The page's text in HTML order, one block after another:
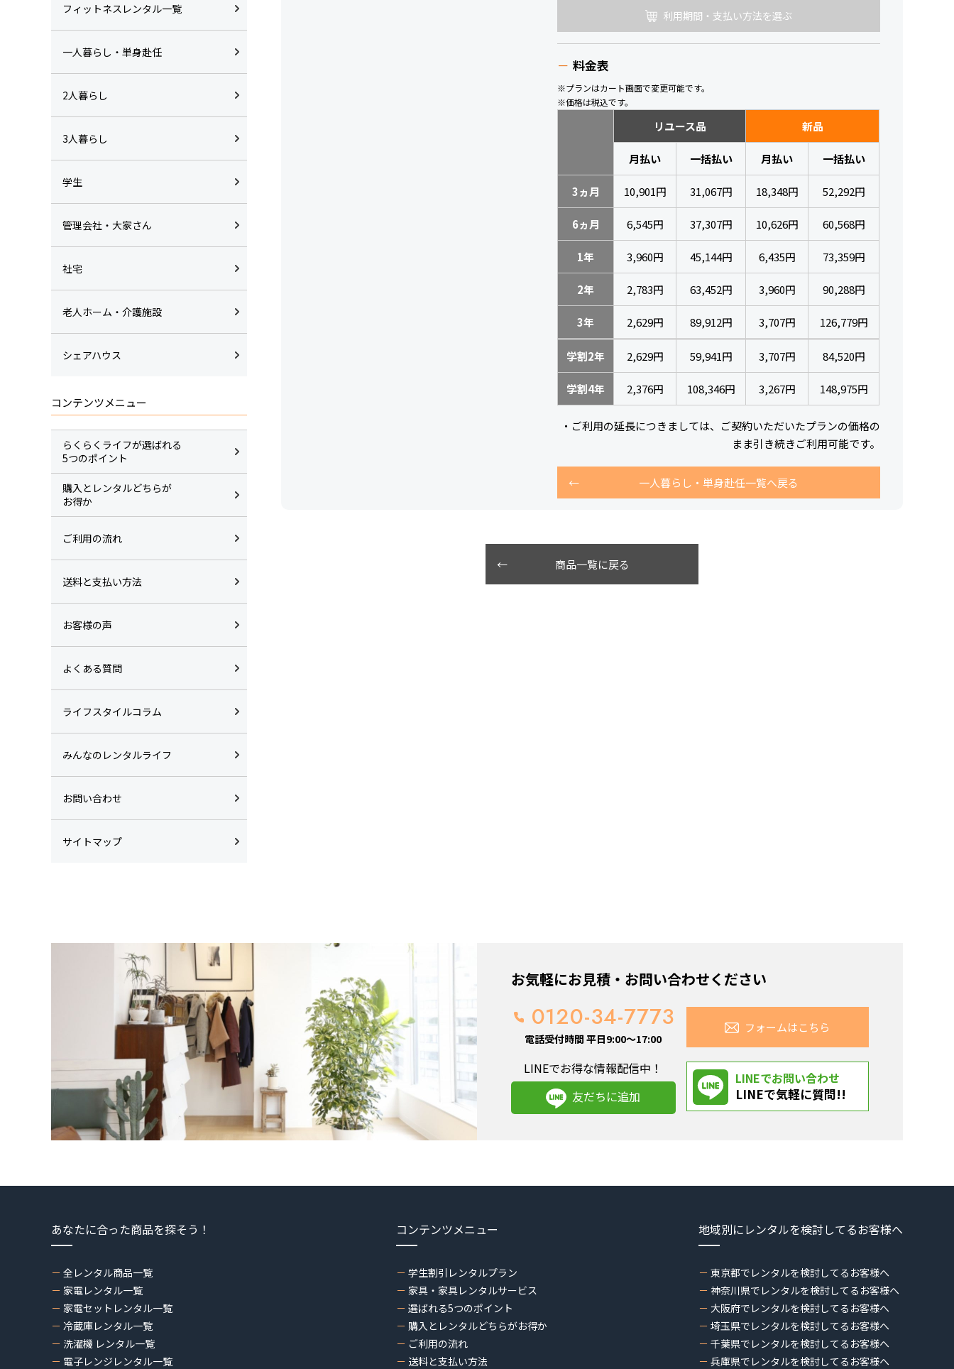
利用期間・支払い方法を選ぶ
料金表
※プランはカート画面で変更可能です。
※価格は税込です。
リユース品 新品
月払い 一括払い 月払い 一括払い
3ヵ月 10,901円 31,067円 18,348円 52,292円
6ヵ月 6,545円 37,307円 10,626円 60,568円
1年 3,960円 45,144円 6,435円 73,359円
2年 2,783円 63,452円 3,960円 90,288円
3年 2,629円 89,912円 3,707円 126,779円
学割2年 2,629円 59,941円 3,707円 84,520円
学割4年 2,376円 108,346円 3,267円 148,975円
・ご利用の延長につきましては、ご契約いただいたプランの価格の
まま引き続きご利用可能です。
一人暮らし・単身赴任一覧へ戻る
商品一覧に戻る
フィットネスレンタル一覧
一人暮らし・単身赴任
2人暮らし
3人暮らし
学生
管理会社・大家さん
社宅
老人ホーム・介護施設
シェアハウス
コンテンツメニュー
らくらくライフが選ばれる
5つのポイント
購入とレンタルどちらが
お得か
ご利用の流れ
送料と支払い方法
お客様の声
よくある質問
ライフスタイルコラム
みんなのレンタルライフ
お問い合わせ
サイトマップ
お気軽にお見積・お問い合わせください
0120-34-7773
電話受付時間 平日9:00～17:00
フォームはこちら
LINEでお得な情報配信中！
友だちに追加
LINEでお問い合わせ
LINEで気軽に質問!!
あなたに合った商品を探そう！
全レンタル商品一覧
家電レンタル一覧
家電セットレンタル一覧
冷蔵庫レンタル一覧
洗濯機 レンタル一覧
電子レンジレンタル一覧
コンテンツメニュー
学生割引レンタルプラン
家具・家具レンタルサービス
選ばれる5つのポイント
購入とレンタルどちらがお得か
ご利用の流れ
送料と支払い方法
地域別にレンタルを検討してるお客様へ
東京都でレンタルを検討してるお客様へ
神奈川県でレンタルを検討してるお客様へ
大阪府でレンタルを検討してるお客様へ
埼玉県でレンタルを検討してるお客様へ
千葉県でレンタルを検討してるお客様へ
兵庫県でレンタルを検討してるお客様へ